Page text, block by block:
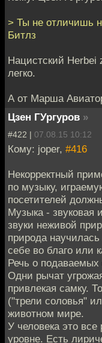
> Ты не отличишь
Битлз
Нацистский Herbei
легко.
А от Марша
Цзен ГУргуров »
#422 | 07.08.15 10:12
Кому: joper, #416
Некорректный
по музыку,
посетителей
Музыка - звуковая
звуки неживой
природа
себе во благо или
Речь о
Одни рычат
привлекая самку.
("трели соловья"
животном мире.
У человека это
уровне. Есть